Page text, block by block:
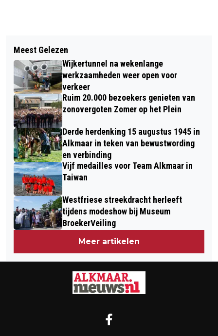
DRUGSLAB AANGETROFFEN AAN
BERENKOOG IN ALKMAAR
CODE ORANJE VANAF VANMIDDAG,
HERFSTSTORM CIARÁN RAAST OVER
DE PROVINCIE
Meest Gelezen
Wijkertunnel na wekenlange
werkzaamheden weer open voor
verkeer
Ruim 20.000 bezoekers genieten van
zonovergoten Zomer op het Plein
Derde herdenking 15 augustus 1945 in
Alkmaar in teken van bewustwording
en verbinding
Vijf medailles voor Team Alkmaar in
Taiwan
Westfriese streekdracht herleeft
tijdens modeshow bij Museum
BroekerVeiling
Meer artikelen